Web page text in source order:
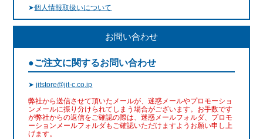
➤個人情報取扱いについて
お問い合わせ
●ご注文に関するお問い合わせ
➤jitstore@jit-c.co.jp
弊社から送信させて頂いたメールが、迷惑メールやプロモーショ
ンメールに振り分けられてしまう場合がございます。お手数です
が弊社からの返信をご確認の際は、迷惑メールフォルダ、プロモ
ーションメールフォルダもご確認いただけますようお願い申し上
げます。